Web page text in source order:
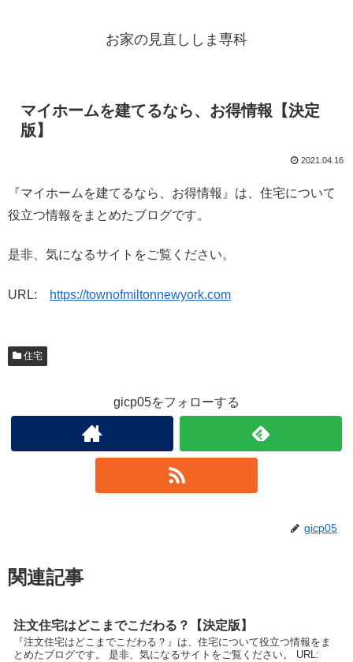
お家の見直ししま専科
マイホームを建てるなら、お得情報【決定
版】
2021.04.16
『マイホームを建てるなら、お得情報』は、住宅について
役立つ情報をまとめたブログです。
是非、気になるサイトをご覧ください。
URL: https://townofmiltonnewyork.com
住宅
gicp05をフォローする
gicp05
関連記事
注文住宅はどこまでこだわる？【決定版】
『注文住宅はどこまでこだわる？』は、住宅について役立つ情報をま
とめたブログです。 是非、気になるサイトをご覧ください。 URL: